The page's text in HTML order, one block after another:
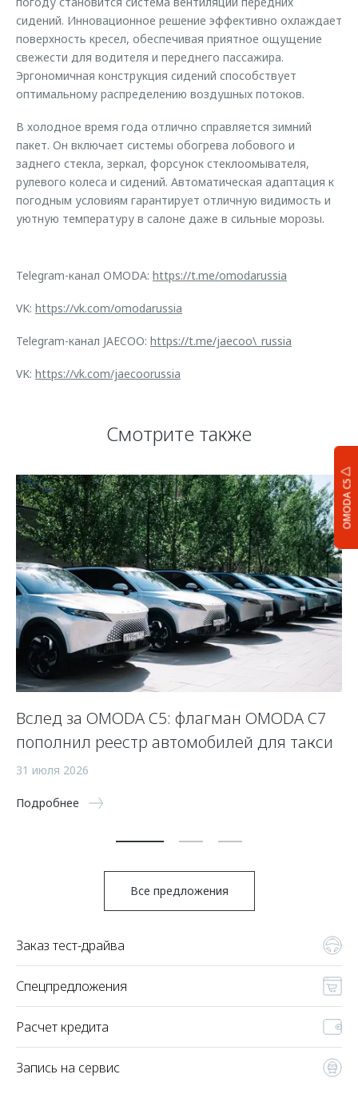
OMODA C5
сидений. Инновационное решение эффективно охлаждает
поверхность кресел, обеспечивая приятное ощущение
свежести для водителя и переднего пассажира.
Эргономичная конструкция сидений способствует
оптимальному распределению воздушных потоков.
В холодное время года отлично справляется зимний
пакет. Он включает системы обогрева лобового и
заднего стекла, зеркал, форсунок стеклоомывателя,
рулевого колеса и сидений. Автоматическая адаптация к
погодным условиям гарантирует отличную видимость и
уютную температуру в салоне даже в сильные морозы.
Telegram-канал OMODA: https://t.me/omodarussia
VK: https://vk.com/omodarussia
Telegram-канал JAECOO: https://t.me/jaecoo\_russia
VK: https://vk.com/jaecoorussia
Смотрите также
Вслед за OMODA C5: флагман OMODA C7
пополнил реестр автомобилей для такси
31 июля 2026
Подробнее
Все предложения
Заказ тест-драйва
Спецпредложения
Расчет кредита
Запись на сервис